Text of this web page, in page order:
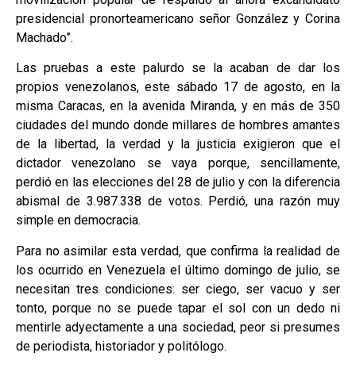
presidencial pronorteamericano señor González y Corina
Machado”.
Las pruebas a este palurdo se la acaban de dar los
propios venezolanos, este sábado 17 de agosto, en la
misma Caracas, en la avenida Miranda, y en más de 350
ciudades del mundo donde millares de hombres amantes
de la libertad, la verdad y la justicia exigieron que el
dictador venezolano se vaya porque, sencillamente,
perdió en las elecciones del 28 de julio y con la diferencia
abismal de 3.987.338 de votos. Perdió, una razón muy
simple en democracia.
Para no asimilar esta verdad, que confirma la realidad de
los ocurrido en Venezuela el último domingo de julio, se
necesitan tres condiciones: ser ciego, ser vacuo y ser
tonto, porque no se puede tapar el sol con un dedo ni
mentirle adyectamente a una sociedad, peor si presumes
de periodista, historiador y politólogo.